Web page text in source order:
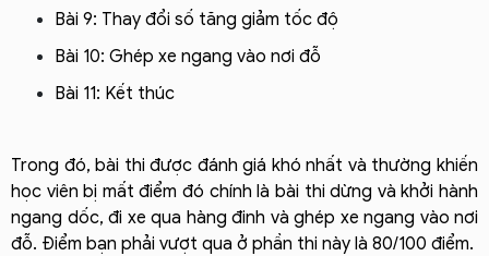
Bài 9: Thay đổi số tăng giảm tốc độ
Bài 10: Ghép xe ngang vào nơi đỗ
Bài 11: Kết thúc
Trong đó, bài thi được đánh giá khó nhất và thường khiến
học viên bị mất điểm đó chính là bài thi dừng và khởi hành
ngang dốc, đi xe qua hàng đinh và ghép xe ngang vào nơi
đỗ. Điểm bạn phải vượt qua ở phần thi này là 80/100 điểm.